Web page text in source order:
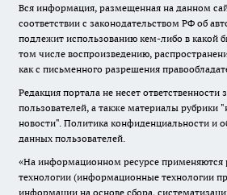
Вся информация, размещенная на данном
соответствии с законодательством РФ об
подлежит использованию кем-либо в какой
том числе воспроизведению,
как с письменного разрешения
Редакция портала не несет ответственности
пользователей, а также материалы рубрики
новости". Политика конфиденциальности и
данных пользователей.
«На информационном ресурсе применяются
технологии (информационные технологии
информации на основе сбора,